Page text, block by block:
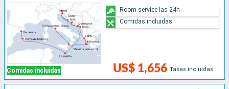
Comidas incluidas US$ 1,656 Tasas incluidas
Room service las 24h
Comidas incluidas